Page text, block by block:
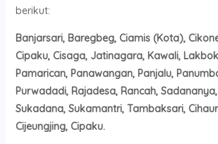
berikut:
Banjarsari, Baregbeg, Ciamis (Kota),
Cipaku, Cisaga, Jatinagara, Kawali,
Pamarican, Panawangan, Panjalu,
Purwadadi, Rajadesa, Rancah,
Sukadana, Sukamantri, Tambaksari,
Cijeungjing, Cipaku.